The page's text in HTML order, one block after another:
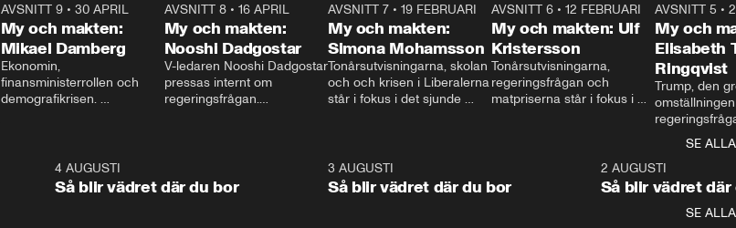
AVSNITT 9• 30 APRIL
My och makten:
Mikael Damberg
Ekonomin,
finansministerrollen och
demografikrisen.
och Makten.
AVSNITT 8• 16 APRIL
My och makten:
Nooshi Dadgostar
V-ledaren Nooshi Dadgostar
pressas internt om
regeringsfrågan.
– Vi ställer upp i val. Ska vi
vara med så sitter vi förstås
24:30
AVSNITT 7• 19 FEBRUARI
My och makten:
Simona Mohamsson
Tonårsutvisningarna, skolan
och och krisen i Liberalerna
står i fokus i det sjunde
kommentator My
Rohwedder ställer
utbildnings- och
27:30
AVSNITT 6 •12 FEBRUARI
My och makten: Ulf
Kristersson
Tonårsutvisningarna,
regeringsfrågan och
matpriserna står i fokus i
Rohwedder ställer
statsminister Ulf Kristersson
AVSNITT 5 •
My och
Elisabeth
Ringqvist
Trump, den
centrum i
avsnittet av
Makten”. Se
Aftonbladets
Rohwedder
SE ALLA
1:064 AUGUSTI
Så blir vädret där du bor
3 AUGUSTI
Så blir vädret där du bor
2 AUGUSTI
Så blir vädret där
SE ALLA